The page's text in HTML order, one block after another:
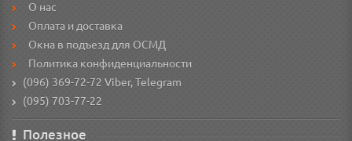
О нас
Оплата и доставка
Окна в подъезд для ОСМД
Политика конфиденциальности
(096) 369-72-72 Viber, Telegram
(095) 703-77-22
Полезное